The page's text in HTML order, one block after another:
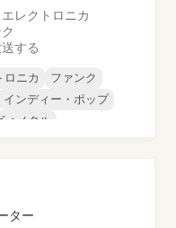
エレクトロニカ
する
ロニカ
ファンク
インディー・ポップ
ィメタル
ター